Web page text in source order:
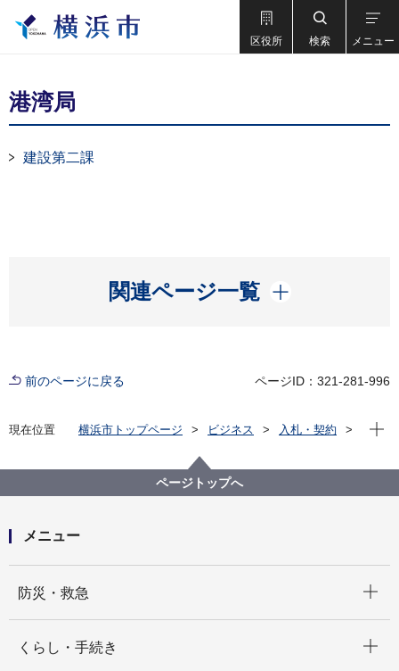
区役所 検索 メニュー
港湾局
建設第二課
関連ページ一覧
開く
前のページに戻る ページID：321-281-996
現在位置 横浜市トップページ ビジネス
入札・契約
現在
ページトップへ
メニュー
防災・救急
くらし・手続き